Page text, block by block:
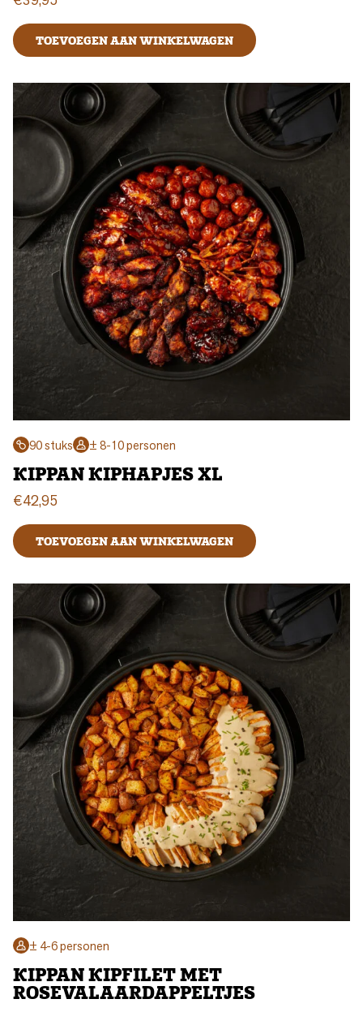
TOEVOEGEN AAN WINKELWAGEN
90 stuks ± 8-10 personen
KIPPAN KIPHAPJES XL
€42,95
TOEVOEGEN AAN WINKELWAGEN
± 4-6 personen
KIPPAN KIPFILET MET
ROSEVALAARDAPPELTJES